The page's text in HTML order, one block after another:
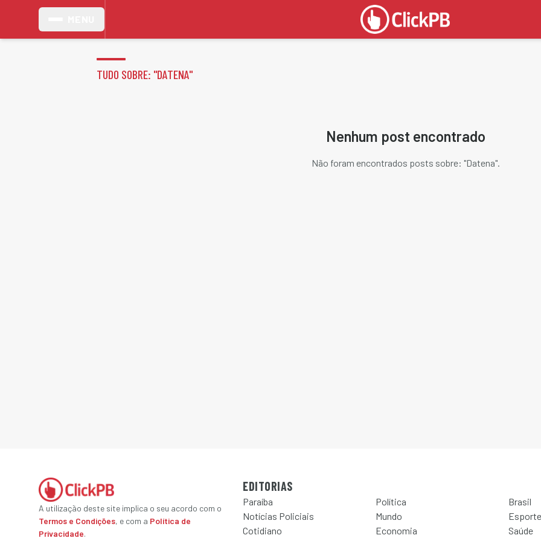
TUDO SOBRE: "DATENA"
Nenhum post encontrado
Não foram encontrados posts sobre: "Datena".
A utilização deste site implica o seu acordo com o
Termos e Condições, e com a Política de
Privacidade.
EDITORIAS
Paraíba Política
Brasil
Notícias Policiais
Mundo
Esporte
Cotidiano
Economia
Saúde